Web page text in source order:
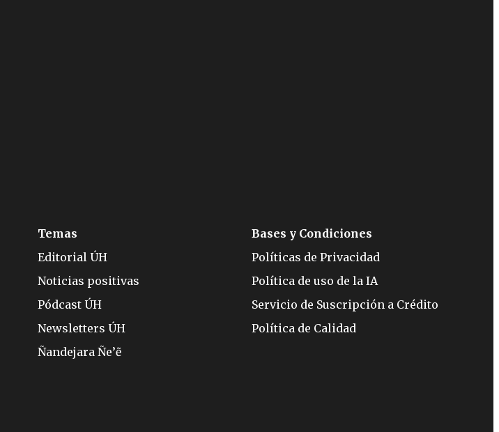
Temas
Editorial ÚH
Noticias positivas
Pódcast ÚH
Newsletters ÚH
Ñandejara Ñe’ẽ
Bases y Condiciones
Políticas de Privacidad
Política de uso de la IA
Servicio de Suscripción a Crédito
Política de Calidad